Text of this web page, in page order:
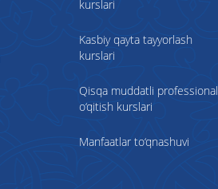
kurslari
Kasbiy qayta tayyorlash
kurslari
Qisqa muddatli professional
o‘qitish kurslari
Manfaatlar to‘qnashuvi